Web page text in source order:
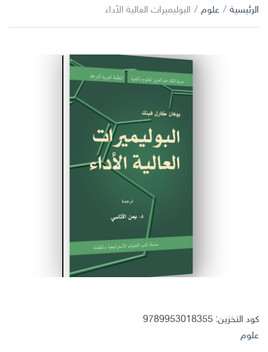
اب
ح
الرئيسية / علوم / البوليميرات العالية الأداء
كود التخزين: 9789953018355
علوم